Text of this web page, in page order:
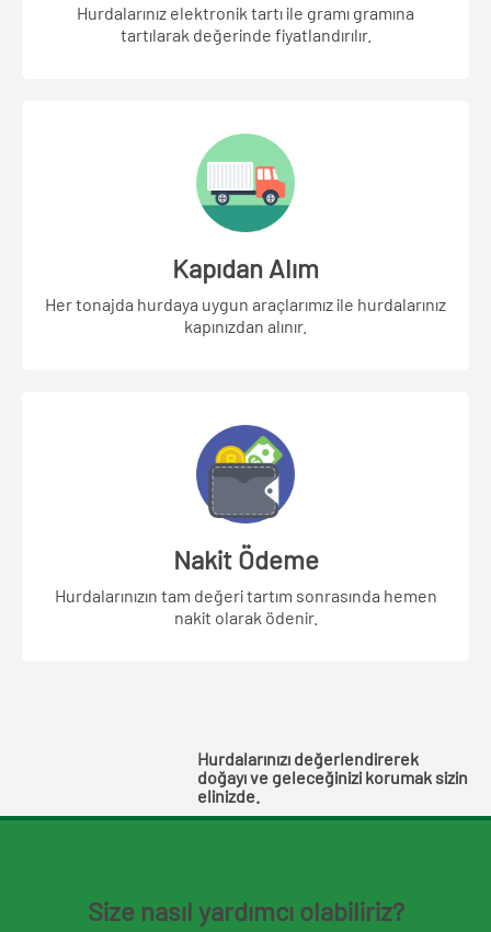
Hurdalarınız elektronik tartı ile gramı gramına
tartılarak değerinde fiyatlandırılır.
Kapıdan Alım
Her tonajda hurdaya uygun araçlarımız ile hurdalarınız
kapınızdan alınır.
Nakit Ödeme
Hurdalarınızın tam değeri tartım sonrasında hemen
nakit olarak ödenir.
Hurdalarınızı değerlendirerek
doğayı ve geleceğinizi korumak sizin
elinizde.
Size nasıl yardımcı olabiliriz?